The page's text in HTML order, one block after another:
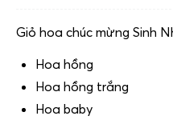
Giỏ hoa chúc mừng Sinh
Hoa hồng
Hoa hồng trắng
Hoa baby